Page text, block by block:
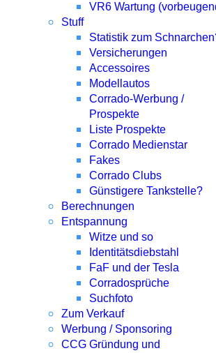
VR6 Wartung
Stuff
Statistik zum
Versicherungen
Accessoires
Modellautos
Corrado-Werbung /
Prospekte
Liste Prospekte
Corrado Medienstar
Fakes
Corrado Clubs
Günstigere Tankstelle?
Berechnungen
Entspannung
Witze und so
Identitätsdiebstahl
FaF und der Tesla
Corradosprüche
Suchfoto
Zum Verkauf
Werbung / Sponsoring
CCG Gründung und